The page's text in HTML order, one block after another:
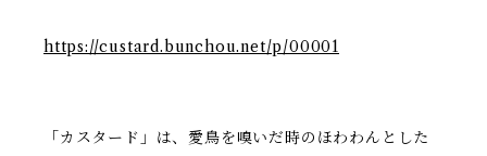
https://custard.bunchou.net/p/00001
「カスタード」は、愛鳥を嗅いだ時のほわわんとした